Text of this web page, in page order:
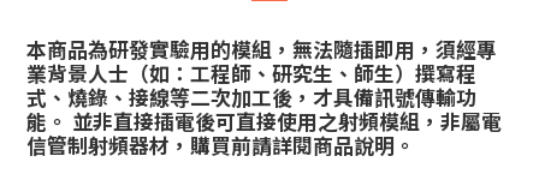
本商品為研發實驗用的模組，無法隨插即用，須經專
業背景人士（如：工程師、研究生、師生）撰寫程
式、燒錄、接線等二次加工後，才具備訊號傳輸功
能。 並非直接插電後可直接使用之射頻模組，非屬電
信管制射頻器材，購買前請詳閱商品說明。